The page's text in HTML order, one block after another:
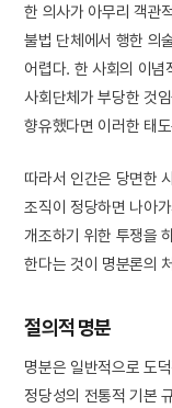
한 의사가 아무리 객관
불법 단체에서 행한 의
어렵다. 한 사회의 이념
사회단체가 부당한 것
향유했다면 이러한 태
따라서 인간은 당면한
조직이 정당하면 나아
개조하기 위한 투쟁을
한다는 것이 명분론의
절의적 명분
명분은 일반적으로 도
정당성의 전통적 기본